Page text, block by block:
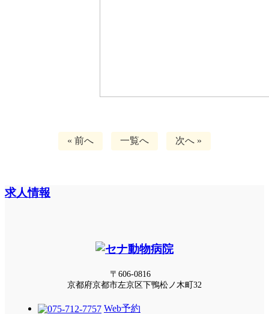
« 前へ 一覧へ 次へ »
求人情報
〒606-0816
京都府京都市左京区下鴨松ノ木町32
Web予約